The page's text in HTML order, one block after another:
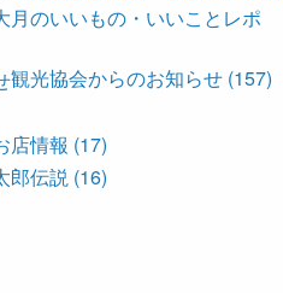
月のいいもの・いいことレポ
観光協会からのお知らせ (157)
店情報 (17)
郎伝説 (16)